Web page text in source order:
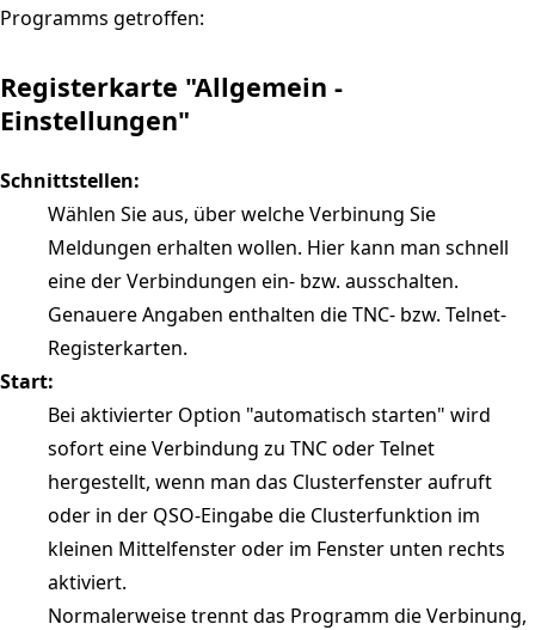
Programms getroffen:
Registerkarte "Allgemein -
Einstellungen"
Schnittstellen:
Wählen Sie aus, über welche Verbinung Sie
Meldungen erhalten wollen. Hier kann man schnell
eine der Verbindungen ein- bzw. ausschalten.
Genauere Angaben enthalten die TNC- bzw. Telnet-
Registerkarten.
Start:
Bei aktivierter Option "automatisch starten" wird
sofort eine Verbindung zu TNC oder Telnet
hergestellt, wenn man das Clusterfenster aufruft
oder in der QSO-Eingabe die Clusterfunktion im
kleinen Mittelfenster oder im Fenster unten rechts
aktiviert.
Normalerweise trennt das Programm die Verbinung,